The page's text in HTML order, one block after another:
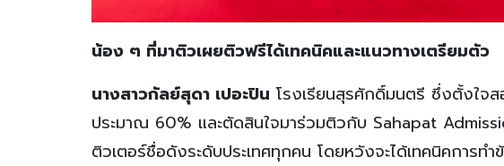
น้อง ๆ ที่มาติวเผยติวฟรีได้เทคนิคและแนวทางเตรียมตัว
นางสาวกัลย์สุดา เปอะปิน โรงเรียนสุรศักดิ์มนตรี ซึ่งตั้งใจส
ประมาณ 60% และตัดสินใจมาร่วมติวกับ Sahapat
ติวเตอร์ชื่อดังระดับประเทศทุกคน โดยหวังจะได้เทคนิคกา